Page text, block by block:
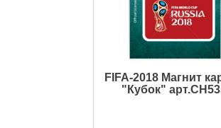
FIFA-2018 Магнит
"Кубок"